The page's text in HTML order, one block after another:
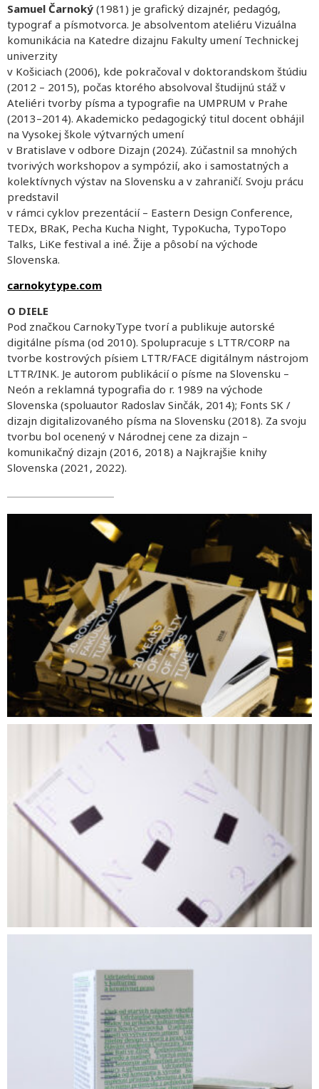
Samuel Čarnoký (1981) je grafický dizajnér, pedagóg,
typograf a písmotvorca. Je absolventom ateliéru Vizuálna
komunikácia na Katedre dizajnu Fakulty umení Technickej
univerzity
v Košiciach (2006), kde pokračoval v doktorandskom štúdiu
(2012 – 2015), počas ktorého absolvoval študijnú stáž v
Ateliéri tvorby písma a typografie na UMPRUM v Prahe
(2013–2014). Akademicko pedagogický titul docent obhájil
na Vysokej škole výtvarných umení
v Bratislave v odbore Dizajn (2024). Zúčastnil sa mnohých
tvorivých workshopov a sympózií, ako i samostatných a
kolektívnych výstav na Slovensku a v zahraničí. Svoju prácu
predstavil
v rámci cyklov prezentácií – Eastern Design Conference,
TEDx, BRaK, Pecha Kucha Night, TypoKucha, TypoTopo
Talks, LiKe festival a iné. Žije a pôsobí na východe
Slovenska.
carnokytype.com
O DIELE
Pod značkou CarnokyType tvorí a publikuje autorské
digitálne písma (od 2010). Spolupracuje s LTTR/CORP na
tvorbe kostrových písiem LTTR/FACE digitálnym nástrojom
LTTR/INK. Je autorom publikácií o písme na Slovensku –
Neón a reklamná typografia do r. 1989 na východe
Slovenska (spoluautor Radoslav Sinčák, 2014); Fonts SK /
dizajn digitalizovaného písma na Slovensku (2018). Za svoju
tvorbu bol ocenený v Národnej cene za dizajn –
komunikačný dizajn (2016, 2018) a Najkrajšie knihy
Slovenska (2021, 2022).